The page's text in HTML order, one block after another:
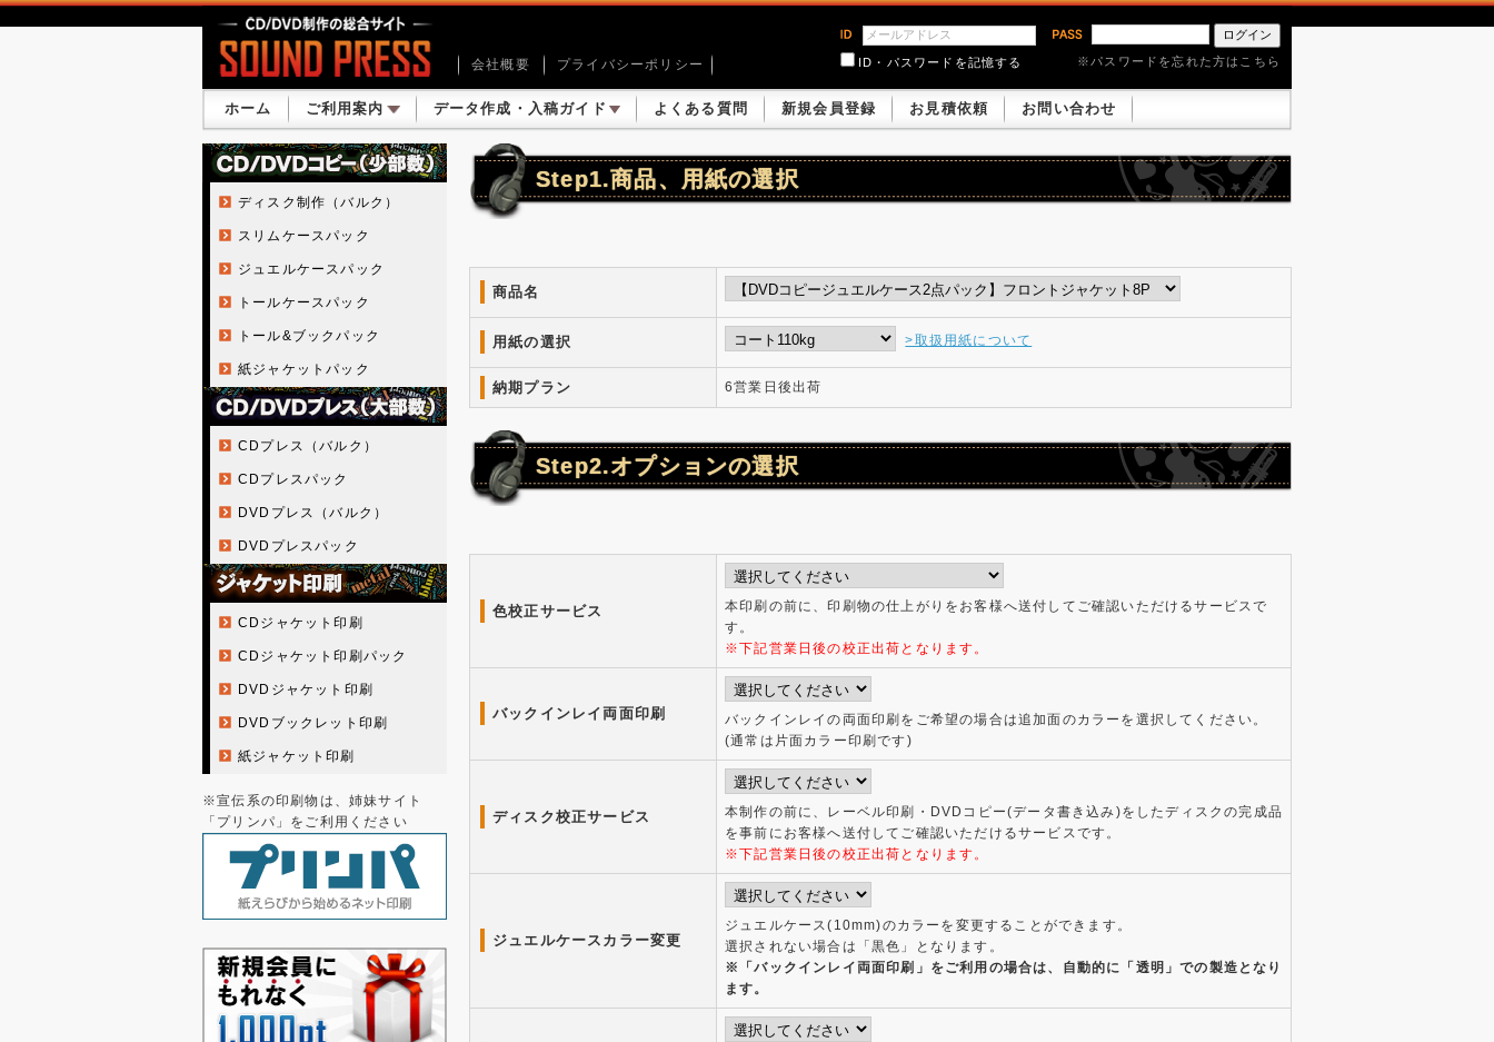
会社概要 プライバシーポリシー ID・パスワードを記憶する ※パスワードを忘れた方はこちら
ホーム ご利用案内 データ作成・入稿ガイド よくある質問 新規会員登録 お見積依頼 お問い合わせ
ディスク制作（バルク）
スリムケースパック
ジュエルケースパック
トールケースパック
トール&ブックパック
紙ジャケットパック
CDプレス（バルク）
CDプレスパック
DVDプレス（バルク）
DVDプレスパック
CDジャケット印刷
CDジャケット印刷パック
DVDジャケット印刷
DVDブックレット印刷
紙ジャケット印刷
※宣伝系の印刷物は、姉妹サイト
「プリンパ」をご利用ください
Step1.商品、用紙の選択
商品名
用紙の選択 >取扱用紙について
納期プラン 6営業日後出荷
Step2.オプションの選択
色校正サービス
本印刷の前に、印刷物の仕上がりをお客様へ送付してご確認いただけるサービスで
す。
※下記営業日後の校正出荷となります。
バックインレイ両面印刷
バックインレイの両面印刷をご希望の場合は追加面のカラーを選択してください。
(通常は片面カラー印刷です)
ディスク校正サービス
本制作の前に、レーベル印刷・DVDコピー(データ書き込み)をしたディスクの完成品
を事前にお客様へ送付してご確認いただけるサービスです。
※下記営業日後の校正出荷となります。
ジュエルケースカラー変更
ジュエルケース(10mm)のカラーを変更することができます。
選択されない場合は「黒色」となります。
※「バックインレイ両面印刷」をご利用の場合は、自動的に「透明」での製造となり
ます。